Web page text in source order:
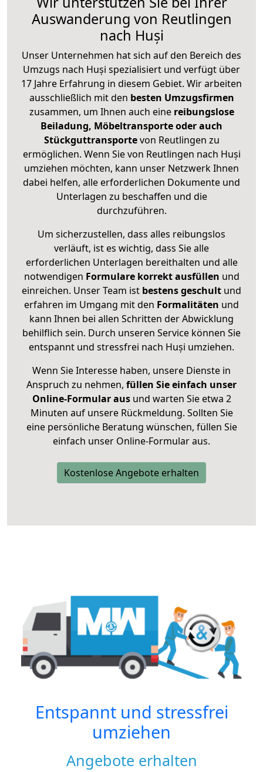
Auswanderung von Reutlingen
nach Huși
Unser Unternehmen hat sich auf den Bereich des
Umzugs nach Huși spezialisiert und verfügt über
17 Jahre Erfahrung in diesem Gebiet. Wir arbeiten
ausschließlich mit den besten Umzugsfirmen
zusammen, um Ihnen auch eine reibungslose
Beiladung, Möbeltransporte oder auch
Stückguttransportevon Reutlingen zu
ermöglichen. Wenn Sie von Reutlingen nach Huși
umziehen möchten, kann unser Netzwerk Ihnen
dabei helfen, alle erforderlichen Dokumente und
Unterlagen zu beschaffen und die
durchzuführen.
Um sicherzustellen, dass alles reibungslos
verläuft, ist es wichtig, dass Sie alle
erforderlichen Unterlagen bereithalten und alle
notwendigen Formulare korrekt ausfüllen und
einreichen. Unser Team ist bestens geschult und
erfahren im Umgang mit den Formalitäten und
kann Ihnen bei allen Schritten der Abwicklung
behilflich sein. Durch unseren Service können Sie
entspannt und stressfrei nach Huși umziehen.
Wenn Sie Interesse haben, unsere Dienste in
Anspruch zu nehmen, füllen Sie einfach unser
Online-Formular ausund warten Sie etwa 2
Minuten auf unsere Rückmeldung. Sollten Sie
eine persönliche Beratung wünschen, füllen Sie
einfach unser Online-Formular aus.
Kostenlose Angebote erhalten
Entspannt und stressfrei
umziehen
Angebote erhalten